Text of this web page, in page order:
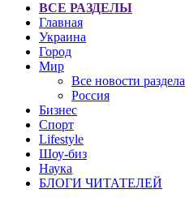
ВСЕ РАЗДЕЛЫ
Главная
Украина
Город
Мир
Все новости раздела
Россия
Бизнес
Спорт
Lifestyle
Шоу-биз
Наука
БЛОГИ ЧИТАТЕЛЕЙ